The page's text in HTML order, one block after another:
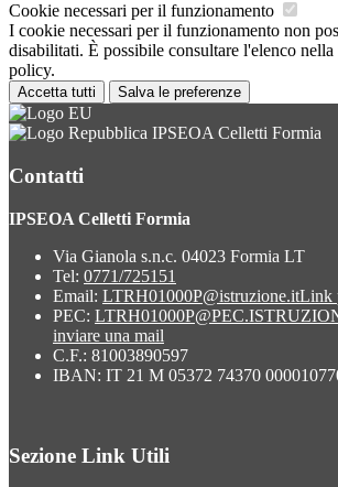
Cookie necessari per il funzionamento
I cookie necessari per il funzionamento non
disabilitati. È possibile consultare l'elenco
policy.
Accetta tutti Salva le preferenze
IPSEOA Celletti Formia
Contatti
IPSEOA Celletti Formia
Via Gianola s.n.c. 04023 Formia LT
Tel: 0771/725151
Email: LTRH01000P@istruzione.itLink
PEC:
inviare una mail
C.F.: 81003890597
IBAN: IT 21 M 05372 74370
Sezione Link Utili